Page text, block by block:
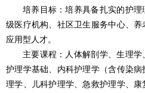
培养目标：培养具备扎实的护
级医疗机构、社区卫生服务中心、
应用型人才。
主要课程：人体解剖学、生理学
护理学基础、内科护理学（含传染
理学、儿科护理学、急救护理学、